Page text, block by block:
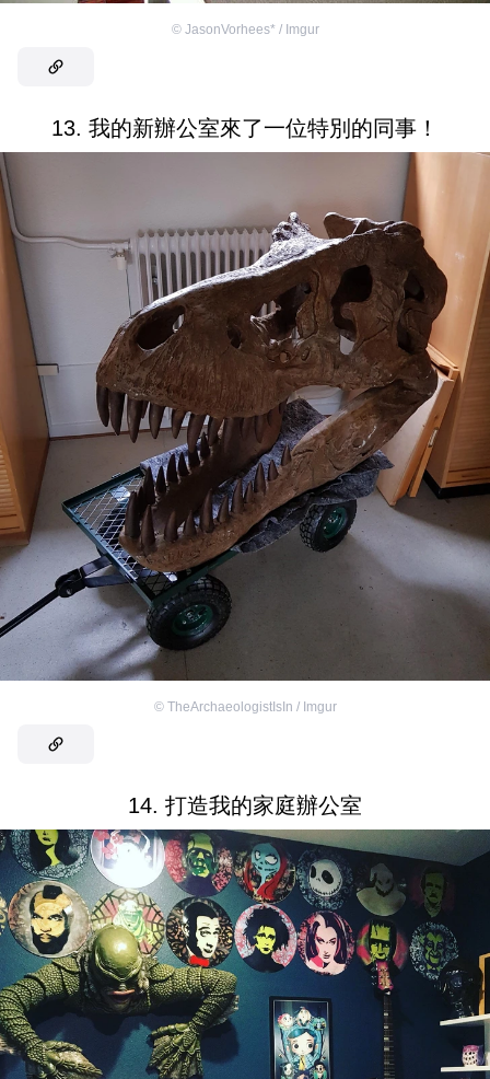
© JasonVorhees* / Imgur
13. 我的新辦公室來了一位特別的同事！
© TheArchaeologistIsIn / Imgur
14. 打造我的家庭辦公室